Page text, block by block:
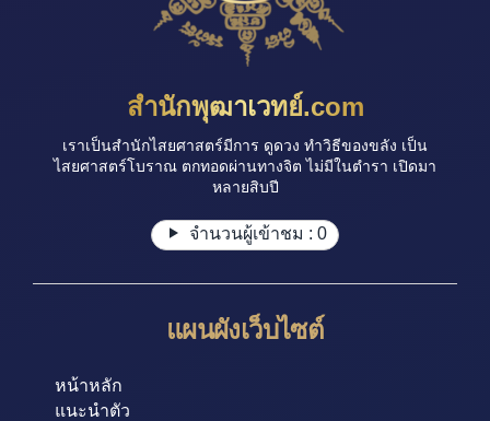
สำนักพุฒาเวทย์.com
เราเป็นสำนักไสยศาสตร์มีการ ดูดวง ทำวิธีของขลัง เป็น
ไสยศาสตร์โบราณ ตกทอดผ่านทางจิต ไม่มีในตำรา เปิดมา
หลายสิบปี
จำนวนผู้เข้าชม : 0
แผนผังเว็บไซต์
หน้าหลัก
แนะนำตัว